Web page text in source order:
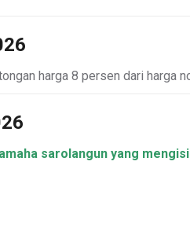
harga 8 persen dari harga
sarolangun yang